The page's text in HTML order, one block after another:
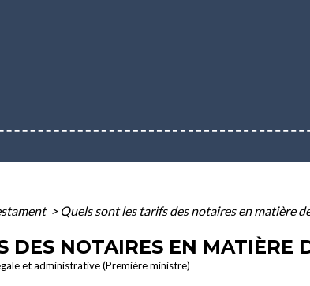
> Quels sont les tarifs des notaires en matière
DES NOTAIRES EN MATIÈRE
et administrative (Première ministre)